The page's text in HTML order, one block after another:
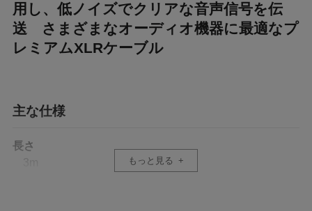
用し、低ノイズでクリアな音声信号を伝
送 さまざまなオーディオ機器に最適なプ
レミアムXLRケーブル
主な仕様
長さ
もっと見る